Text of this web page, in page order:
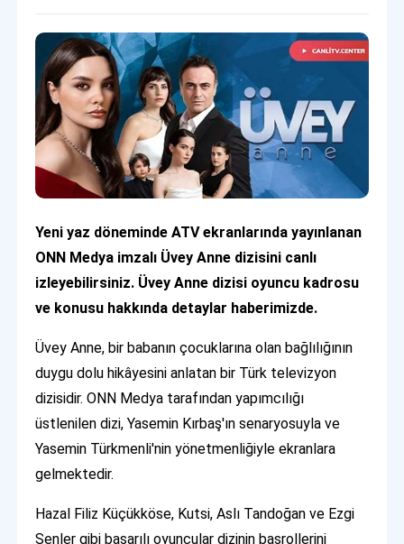
Yeni yaz döneminde ATV ekranlarında yayınlanan
ONN Medya imzalı Üvey Anne dizisini canlı
izleyebilirsiniz. Üvey Anne dizisi oyuncu kadrosu
ve konusu hakkında detaylar haberimizde.
Üvey Anne, bir babanın çocuklarına olan bağlılığının
duygu dolu hikâyesini anlatan bir Türk televizyon
dizisidir. ONN Medya tarafından yapımcılığı
üstlenilen dizi, Yasemin Kırbaş'ın senaryosuyla ve
Yasemin Türkmenli'nin yönetmenliğiyle ekranlara
gelmektedir.
Hazal Filiz Küçükköse, Kutsi, Aslı Tandoğan ve Ezgi
Şenler gibi başarılı oyuncular dizinin başrollerini